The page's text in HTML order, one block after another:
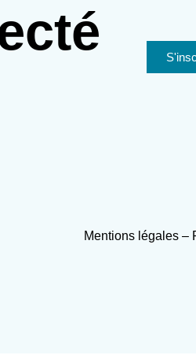
Mentions légales –